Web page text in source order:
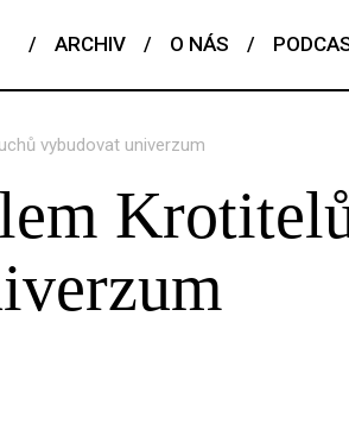
/ ARCHIV / O NÁS /
vybudovat univerzum